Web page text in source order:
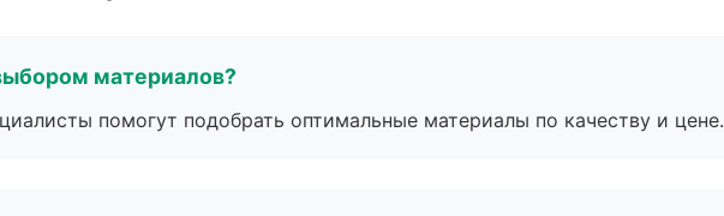
материалов?
помогут подобрать оптимальные материалы по качеству и цене.